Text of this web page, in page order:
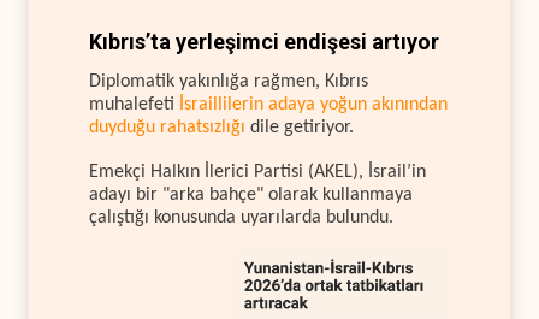
Kıbrıs’ta yerleşimci endişesi artıyor
Diplomatik yakınlığa rağmen, Kıbrıs
muhalefeti İsraillilerin adaya yoğun akınından
duyduğu rahatsızlığı dile getiriyor.
Emekçi Halkın İlerici Partisi (AKEL), İsrail’in
adayı bir "arka bahçe" olarak kullanmaya
çalıştığı konusunda uyarılarda bulundu.